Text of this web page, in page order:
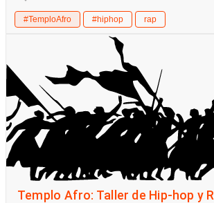
#TemploAfro #hiphop rap
Templo Afro: Taller de Hip-hop y